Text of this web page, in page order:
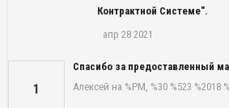
Контрактной Системе".
апр 28 2021
1
Спасибо за предоставленный
Алексей на %PM, %30 %523 %2018